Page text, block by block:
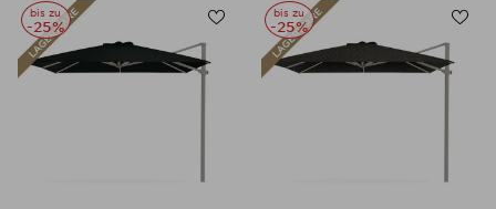
bis zu
-25%
bis zu
-25%